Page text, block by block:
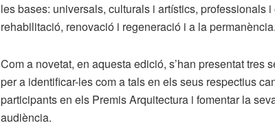
les bases: universals, culturals i artístics,
rehabilitació, renovació i regeneració i a la permanència.
Com a novetat, en aquesta edició, s’han presentat
per a identificar-les com a tals en els seus respectius
participants en els Premis Arquitectura i fomentar la
audiència.